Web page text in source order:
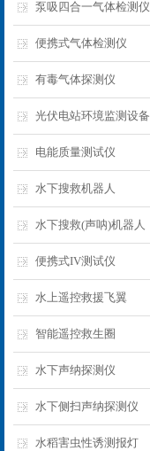
泵吸四合一气体检测仪
便携式气体检测仪
有毒气体探测仪
光伏电站环境监测设备
电能质量测试仪
水下搜救机器人
水下搜救(声呐)机器人
便携式IV测试仪
水上遥控救援飞翼
智能遥控救生圈
水下声纳探测仪
水下侧扫声纳探测仪
水稻害虫性诱测报灯